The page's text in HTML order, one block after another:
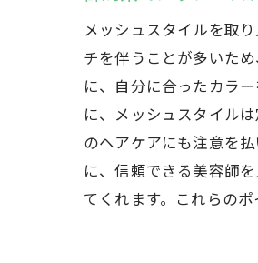
メッシュスタイルを取
チを伴うことが多いた
に、自分に合ったカラ
に、メッシュスタイル
のヘアケアにも注意を
に、信頼できる美容師
てくれます。これらの